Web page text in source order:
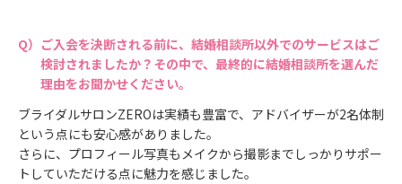
ご入会を決断される前に、結婚相談所以外でのサービスはご
検討されましたか？その中で、最終的に結婚相談所を選んだ
理由をお聞かせください。
ブライダルサロンZEROは実績も豊富で、アドバイザーが2名体制
という点にも安心感がありました。
さらに、プロフィール写真もメイクから撮影までしっかりサポー
トしていただける点に魅力を感じました。